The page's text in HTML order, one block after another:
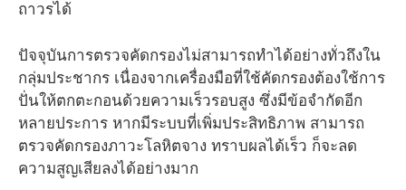
ถาวรได้
ปัจจุบันการตรวจคัดกรองไม่สามารถทำได้อย่างทั่วถึงใน
กลุ่มประชากร เนื่องจากเครื่องมือที่ใช้คัดกรองต้องใช้การ
ปั่นให้ตกตะกอนด้วยความเร็วรอบสูง ซึ่งมีข้อจำกัดอีก
หลายประการ หากมีระบบที่เพิ่มประสิทธิภาพ สามารถ
ตรวจคัดกรองภาวะโลหิตจาง ทราบผลได้เร็ว ก็จะลด
ความสูญเสียลงได้อย่างมาก